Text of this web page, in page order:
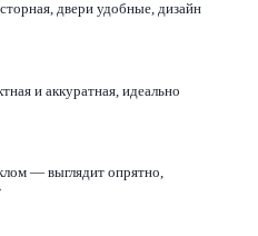
двери удобные, дизайн
и аккуратная, идеально
— выглядит опрятно,